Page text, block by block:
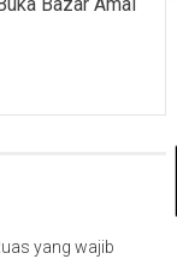
yang wajib